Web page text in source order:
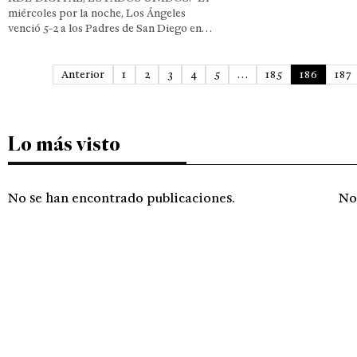
miércoles por la noche, Los Ángeles
venció 5-2 a los Padres de San Diego en…
Anterior 1 2 3 4 5 … 185 186 187
Lo más visto
No se han encontrado publicaciones.